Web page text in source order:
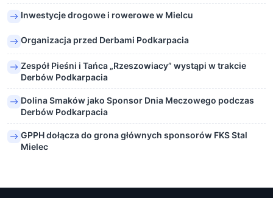
Inwestycje drogowe i rowerowe w Mielcu
Organizacja przed Derbami Podkarpacia
Zespół Pieśni i Tańca „Rzeszowiacy” wystąpi w trakcie
Derbów Podkarpacia
Dolina Smaków jako Sponsor Dnia Meczowego podczas
Derbów Podkarpacia
GPPH dołącza do grona głównych sponsorów FKS Stal
Mielec